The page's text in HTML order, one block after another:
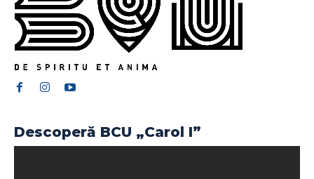
Descoperă BCU „Carol I”